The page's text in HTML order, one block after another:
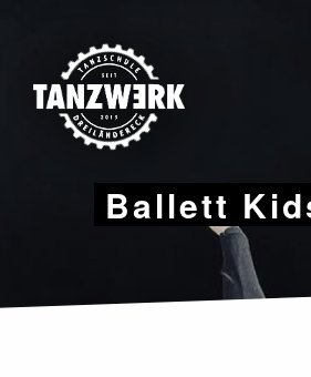
Ballett